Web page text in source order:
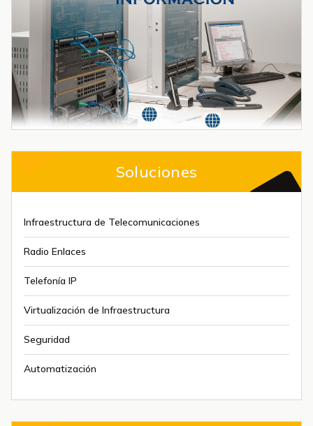
Soluciones
Infraestructura de Telecomunicaciones
Radio Enlaces
Telefonía IP
Virtualización de Infraestructura
Seguridad
Automatización